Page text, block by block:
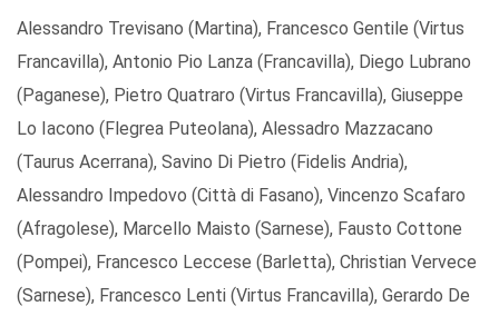
Alessandro Trevisano (Martina), Francesco Gentile (Virtus
Francavilla), Antonio Pio Lanza (Francavilla), Diego Lubrano
(Paganese), Pietro Quatraro (Virtus Francavilla), Giuseppe
Lo Iacono (Flegrea Puteolana), Alessadro Mazzacano
(Taurus Acerrana), Savino Di Pietro (Fidelis Andria),
Alessandro Impedovo (Città di Fasano), Vincenzo Scafaro
(Afragolese), Marcello Maisto (Sarnese), Fausto Cottone
(Pompei), Francesco Leccese (Barletta), Christian Vervece
(Sarnese), Francesco Lenti (Virtus Francavilla), Gerardo De